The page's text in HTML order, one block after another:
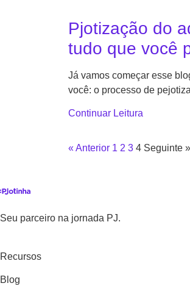
Pjotização do
tudo que você
Já vamos começar esse
você: o processo de
Continuar Leitura
« Anterior 1 2 3 4 Seguinte »
Seu parceiro na jornada PJ.
Recursos
Blog